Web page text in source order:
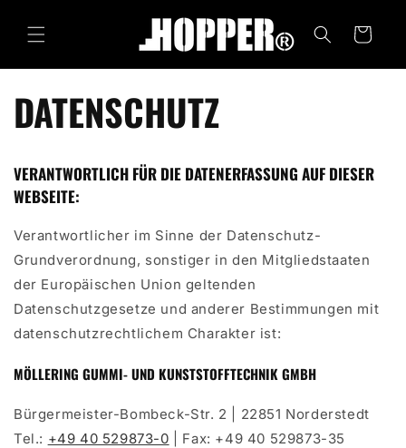
zum
Inhalt
Warenkorb
DATENSCHUTZ
VERANTWORTLICH FÜR DIE DATENERFASSUNG AUF DIESER
WEBSEITE:
Verantwortlicher im Sinne der Datenschutz-
Grundverordnung, sonstiger in den Mitgliedstaaten
der Europäischen Union geltenden
Datenschutzgesetze und anderer Bestimmungen mit
datenschutzrechtlichem Charakter ist:
MÖLLERING GUMMI- UND KUNSTSTOFFTECHNIK GMBH
Bürgermeister-Bombeck-Str. 2 | 22851 Norderstedt
Tel.: +49 40 529873-0 | Fax: +49 40 529873-35